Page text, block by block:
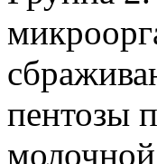
пентозы